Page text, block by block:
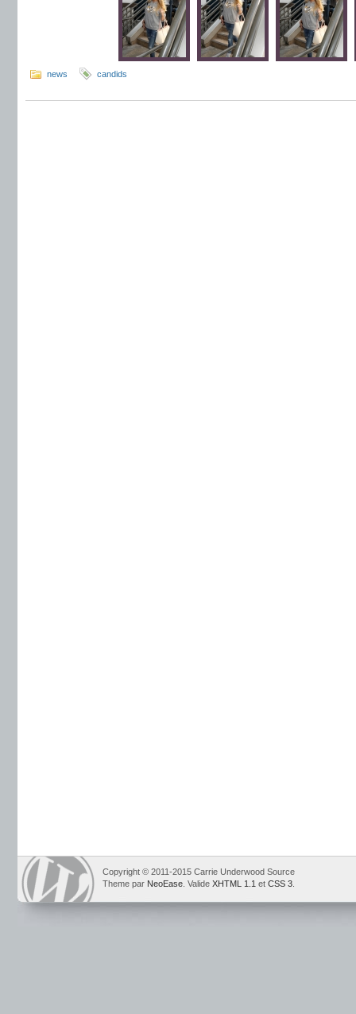
news candids
Copyright © 2011-2015 Carrie Underwood Source
Theme par NeoEase . Valide XHTML 1.1 et CSS 3